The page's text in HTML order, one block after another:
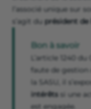
l’associé unique sur
s’agit du président de
Bon à savoir
L’article 1240
faute de
la SASU, il
intérêts si une
est engagée.